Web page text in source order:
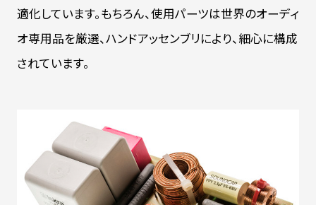
適化しています。もちろん、使用パーツは世界のオーディ
オ専用品を厳選、ハンドアッセンブリにより、細心に構成
されています。